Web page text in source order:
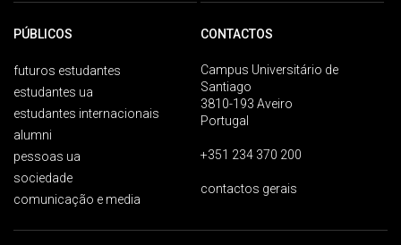
PÚBLICOS
futuros estudantes
estudantes ua
estudantes internacionais
alumni
pessoas ua
sociedade
comunicação e media
CONTACTOS
Campus Universitário de
Santiago
3810-193 Aveiro
Portugal
+351 234 370 200
contactos gerais